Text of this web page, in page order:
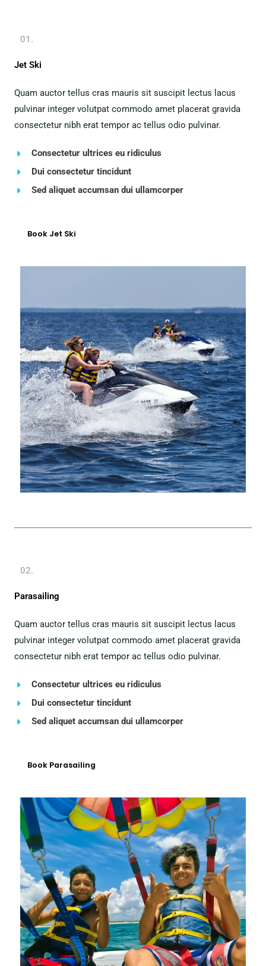
01.
Jet Ski
Quam auctor tellus cras mauris sit suscipit lectus lacus
pulvinar integer volutpat commodo amet placerat gravida
consectetur nibh erat tempor ac tellus odio pulvinar.
Consectetur ultrices eu ridiculus
Dui consectetur tincidunt
Sed aliquet accumsan dui ullamcorper
Book Jet Ski
02.
Parasailing
Quam auctor tellus cras mauris sit suscipit lectus lacus
pulvinar integer volutpat commodo amet placerat gravida
consectetur nibh erat tempor ac tellus odio pulvinar.
Consectetur ultrices eu ridiculus
Dui consectetur tincidunt
Sed aliquet accumsan dui ullamcorper
Book Parasailing